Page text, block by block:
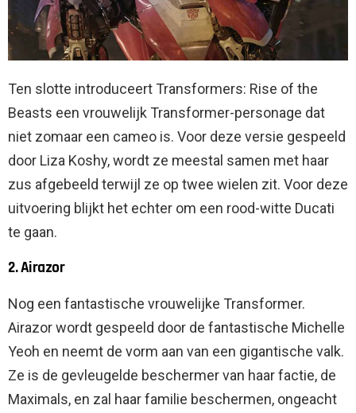
Ten slotte introduceert Transformers: Rise of the
Beasts een vrouwelijk Transformer-personage dat
niet zomaar een cameo is. Voor deze versie gespeeld
door Liza Koshy, wordt ze meestal samen met haar
zus afgebeeld terwijl ze op twee wielen zit. Voor deze
uitvoering blijkt het echter om een ​​rood-witte Ducati
te gaan.
2. Airazor
Nog een fantastische vrouwelijke Transformer.
Airazor wordt gespeeld door de fantastische Michelle
Yeoh en neemt de vorm aan van een gigantische valk.
Ze is de gevleugelde beschermer van haar factie, de
Maximals, en zal haar familie beschermen, ongeacht